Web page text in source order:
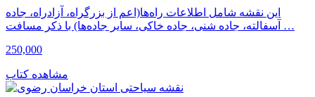
این نقشه شامل اطلاعات راه‌ها(اعم از بزرگراه، آزادراه، جاده
آسفالته، جاده شنی، جاده خاکی، سایر جاده‌ها) با ذکر مسافت …
250,000
مشاهده کتاب